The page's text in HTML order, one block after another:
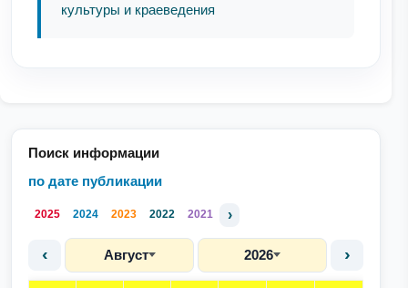
Поиск информации
по дате публикации
2025 2024 2023 2022 2021 ›
‹ Август 2026 ›
культуры и краеведения